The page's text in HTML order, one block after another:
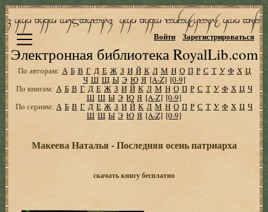
Электронная библиотека RoyalLib.com
Войти Зарегистрироваться
По авторам: А Б В Г Д Е Ж З И Й К Л М Н О П Р С Т У Ф Х Ц
Ч Ш Щ Ы Э Ю Я [A-Z] [0-9]
По книгам: А Б В Г Д Е Ж З И Й К Л М Н О П Р С Т У Ф Х Ц Ч
Ш Щ Ы Э Ю Я [A-Z] [0-9]
По сериям: А Б В Г Д Е Ж З И Й К Л М Н О П Р С Т У Ф Х Ц Ч
Ш Щ Ы Э Ю Я [A-Z] [0-9]
Макеева Наталья - Последняя осень патpиаpха
скачать книгу бесплатно